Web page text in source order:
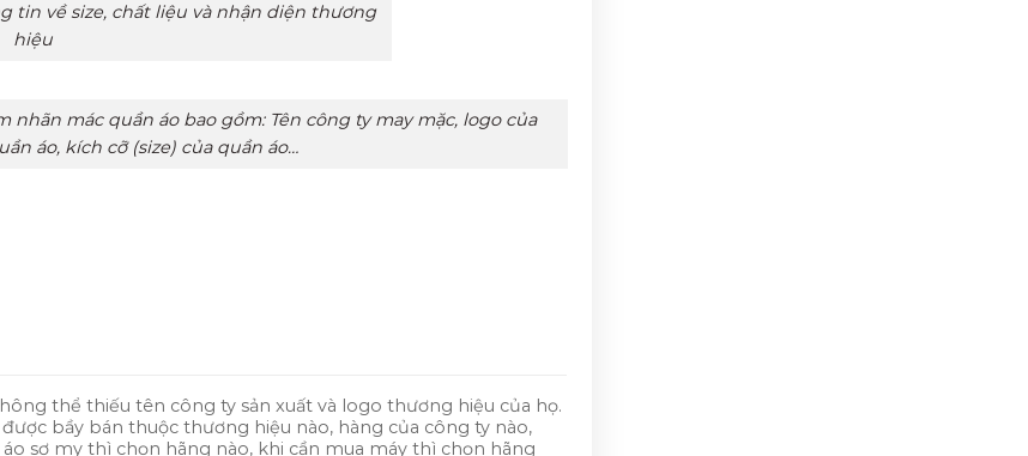
tin về size, chất liệu và nhận diện thương
hiệu
mác quần áo bao gồm: Tên công ty may mặc, logo của
áo, kích cỡ (size) của quần áo…
thể thiếu tên công ty sản xuất và logo thương hiệu của họ.
bầy bán thuộc thương hiệu nào, hàng của công ty nào,
sơ my thì chọn hãng nào, khi cần mua máy thì chọn hãng